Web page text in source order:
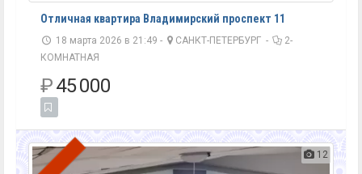
Отличная квартира Владимирский проспект 11
18 марта 2026 в 21:49 - САНКТ-ПЕТЕРБУРГ -
2-
КОМНАТНАЯ
₽45 000
12